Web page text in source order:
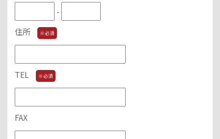
-
住所
※必須
TEL ※必須
FAX